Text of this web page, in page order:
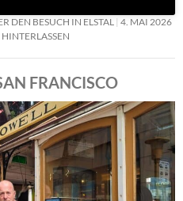
DEN BESUCH IN ELSTAL
4. MAI 2026
FRANCISCO